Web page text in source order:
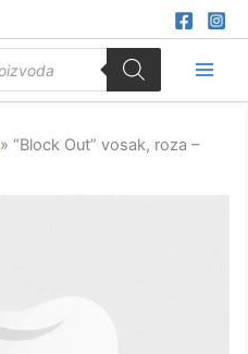
»“Block Out” vosak, roza –